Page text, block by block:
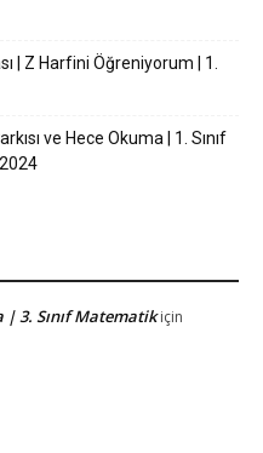
| Z Harfini Öğreniyorum | 1.
ve Hece Okuma | 1. Sınıf
| 3. Sınıf Matematikiçin